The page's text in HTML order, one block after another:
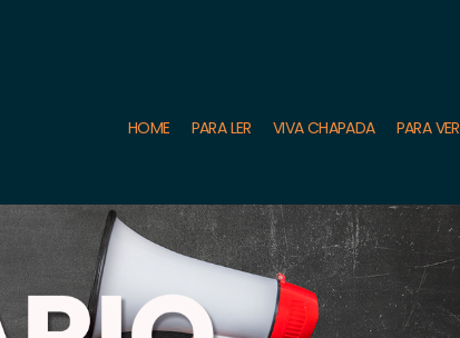
HOME PARA LER VIVA CHAPADA PARA VER